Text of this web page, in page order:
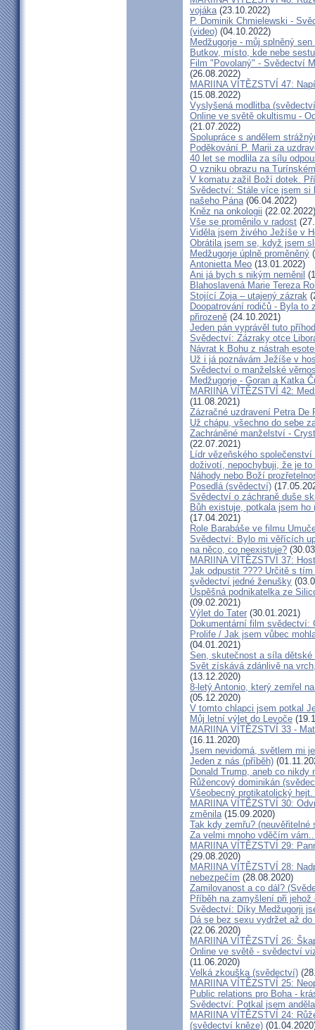
vojáka(23.10.2022)
P. Dominik Chmielewski -
(video) (04.10.2022)
Medžugorje - můj splněný
Butkov, místo, kde nebe
Film "Povolaný" - Svědectví
(26.08.2022)
MARIINA VÍTĚZSTVÍ 47:
(15.08.2022)
Vyslyšená modlitba
Online ve světě okultismu -
(21.07.2022)
Spolupráce s andělem
Poděkování P. Marii za
40 let se modlila za sílu
O vzniku obrazu na
V komatu zažil Boží dotek.
Svědectví: Stále více jsem si
našeho Pána(06.04.2022)
Kněz na onkologii (22.02.2022)
Vše se proměnilo v radost
Viděla jsem živého Ježíše v
Obrátila jsem se, když jsem
Medžugorje úplně proměněný
Antonietta Meo (13.01.2022)
Ani já bych s nikým neměnil
Blahoslavená Marie Tereza
Stojící Zoja – utajený zázrak
Doopatrování rodičů - Byla
přirozeně (24.10.2021)
Jeden pán vyprávěl tuto
Svědectví: Zázraky otce
Návrat k Bohu z nástrah
Už i já poznávám Ježíše v
Svědectví o manželské
Medžugorje - Goran a Katka
MARIINA VÍTĚZSTVÍ 42:
(11.08.2021)
Zázračné uzdravení Petra De
Už chápu, všechno do sebe
Zachráněné manželství -
(22.07.2021)
Lídr vězeňského
doživotí, nepochybuji, že je
Náhody nebo Boží
Posedlá (svědectví)
Svědectví o záchraně duše
Bůh existuje, potkala jsem
(17.04.2021)
Role Barabáše ve filmu
Svědectví: Bylo mi věřících
na něco, co neexistuje?
MARIINA VÍTĚZSTVÍ 37:
Jak odpustit ???? Určitě s
svědectví jedné ženušky
Úspěšná podnikatelka ze
(09.02.2021)
Výlet do Tater (30.01.2021)
Dokumentární film
Prolife / Jak jsem vůbec
(04.01.2021)
Sen, skutečnost a síla dětské
Svět získává zdánlivě na
(13.12.2020)
8-letý Antonio, který zemřel
(05.12.2020)
V tomto chlapci jsem potkal
Můj letní výlet do Levoče
MARIINA VÍTĚZSTVÍ 33 -
(16.11.2020)
Jsem nevidomá, světlem mi
Jeden z nás (příběh)
Donald Trump, aneb co
Růžencový dominikán
Všeobecný protikatolický
MARIINA VÍTĚZSTVÍ 30:
změnila(15.09.2020)
Tak kdy zemřu?
Za velmi mnoho vděčím
MARIINA VÍTĚZSTVÍ 29:
(29.08.2020)
MARIINA VÍTĚZSTVÍ 28:
nebezpečím (28.08.2020)
Zamilovanost a co dál?
Příběh na zamyšlení při
Svědectví: Díky Medžugorji
Dá se bez sexu vydržet až
(22.06.2020)
MARIINA VÍTĚZSTVÍ 26:
Online ve světě - svědectví
(11.06.2020)
Velká zkouška (svědectví)
MARIINA VÍTĚZSTVÍ 25:
Public relations pro Boha -
Svědectví: Potkal jsem anděla
MARIINA VÍTĚZSTVÍ 24:
(svědectví kněze)